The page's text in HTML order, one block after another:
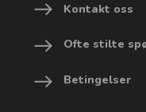
Kontakt oss
Ofte stilte
Betingelser